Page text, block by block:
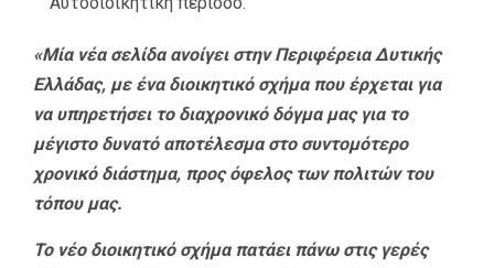
«Μία νέα σελίδα ανοίγει στην Περιφέρεια Δυτικής
Ελλάδας, με ένα διοικητικό σχήμα που έρχεται για
να υπηρετήσει το διαχρονικό δόγμα μας για το
μέγιστο δυνατό αποτέλεσμα στο συντομότερο
χρονικό διάστημα, προς όφελος των πολιτών του
τόπου μας.
Το νέο διοικητικό σχήμα πατάει πάνω στις γερές